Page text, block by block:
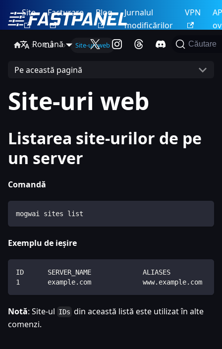
Site Facturare Blog
Jurnalul
modificărilor
VPN
Română
Căutare
CLI Site-uri web
Pe această pagină
Site-uri web
Listarea site-urilor de pe
un server
Comandă
mogwai sites list
Exemplu de ieșire
ID      SERVER_NAME             ALIASES
1       example.com             www.example.com
Notă: Site-ul IDs din această listă este utilizat în alte
comenzi.